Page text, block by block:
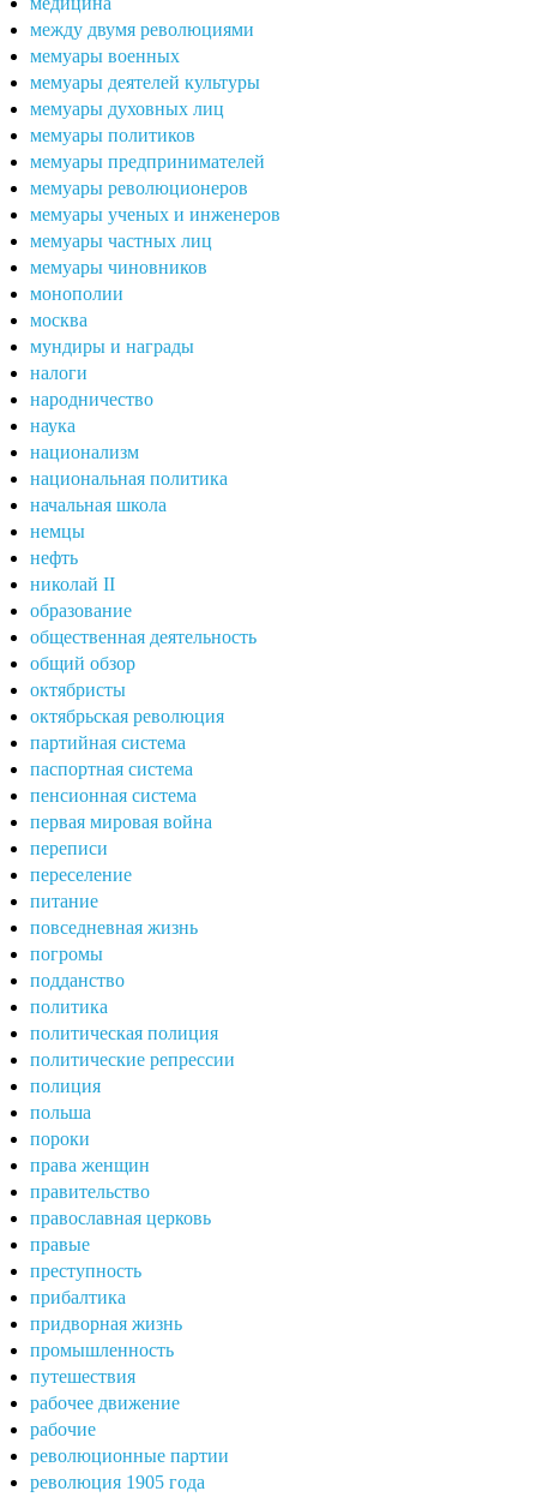
между двумя революциями
мемуары военных
мемуары деятелей культуры
мемуары духовных лиц
мемуары политиков
мемуары предпринимателей
мемуары революционеров
мемуары ученых и инженеров
мемуары частных лиц
мемуары чиновников
монополии
москва
мундиры и награды
налоги
народничество
наука
национализм
национальная политика
начальная школа
немцы
нефть
николай II
образование
общественная деятельность
общий обзор
октябристы
октябрьская революция
партийная система
паспортная система
пенсионная система
первая мировая война
переписи
переселение
питание
повседневная жизнь
погромы
подданство
политика
политическая полиция
политические репрессии
полиция
польша
пороки
права женщин
правительство
православная церковь
правые
преступность
прибалтика
придворная жизнь
промышленность
путешествия
рабочее движение
рабочие
революционные партии
революция 1905 года